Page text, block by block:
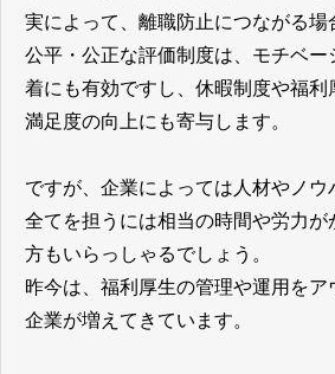
実によって、離職防止につながる場
公平・公正な評価制度は、モチベー
着にも有効ですし、休暇制度や福利
満足度の向上にも寄与します。
ですが、企業によっては人材やノ
全てを担うには相当の時間や労力が
方もいらっしゃるでしょう。
昨今は、福利厚生の管理や運用をア
企業が増えてきています。